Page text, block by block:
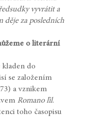
vyvrátit a
děje za posledních
o literární
kladen do
se založením
a vznikem
Romano ľil.
toho časopisu